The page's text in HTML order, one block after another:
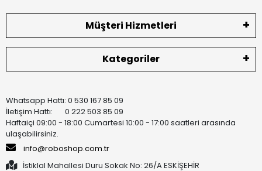
Müşteri Hizmetleri
Kategoriler
Whatsapp Hattı: 0 530 167 85 09
İletişim Hattı: 0 222 503 85 09
Haftaiçi 09:00 - 18:00 Cumartesi 10:00 - 17:00 saatleri arasında
ulaşabilirsiniz.
info@roboshop.com.tr
İstiklal Mahallesi Duru Sokak No: 26/A ESKİŞEHİR